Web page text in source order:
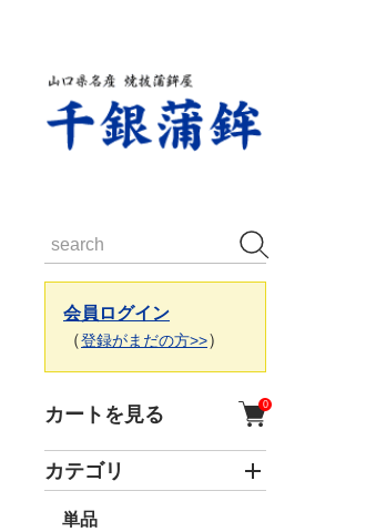
会員ログイン
（登録がまだの方>>）
カートを見る 0
カテゴリ
単品